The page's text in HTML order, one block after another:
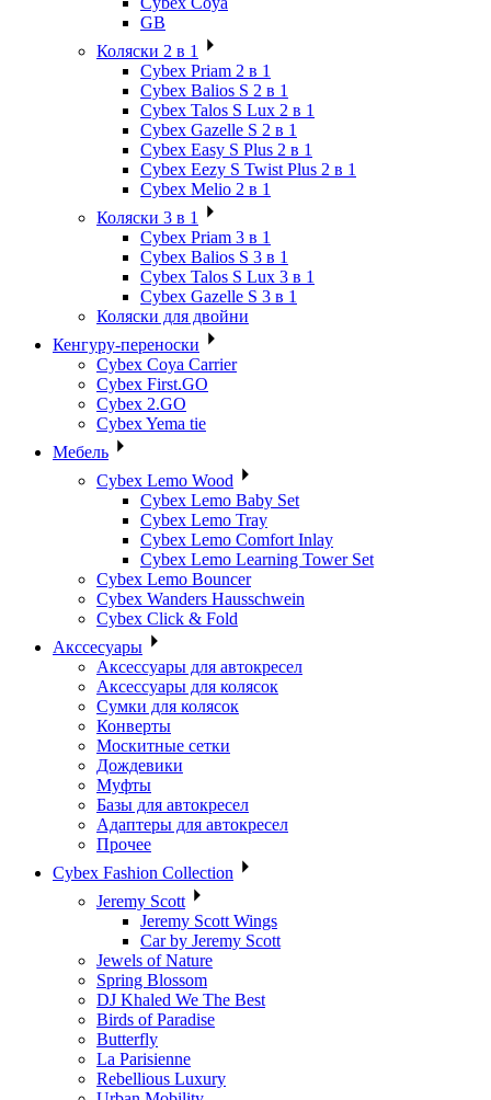
GB
Коляски 2 в 1
Cybex Priam 2 в 1
Cybex Balios S 2 в 1
Cybex Talos S Lux 2 в 1
Cybex Gazelle S 2 в 1
Cybex Easy S Plus 2 в 1
Cybex Eezy S Twist Plus 2 в 1
Cybex Melio 2 в 1
Коляски 3 в 1
Cybex Priam 3 в 1
Cybex Balios S 3 в 1
Cybex Talos S Lux 3 в 1
Cybex Gazelle S 3 в 1
Коляски для двойни
Кенгуру-переноски
Cybex Coya Carrier
Cybex First.GO
Cybex 2.GO
Cybex Yema tie
Мебель
Cybex Lemo Wood
Cybex Lemo Baby Set
Cybex Lemo Tray
Cybex Lemo Comfort Inlay
Cybex Lemo Learning Tower Set
Cybex Lemo Bouncer
Cybex Wanders Hausschwein
Cybex Click & Fold
Акссесуары
Аксессуары для автокресел
Аксессуары для колясок
Сумки для колясок
Конверты
Москитные сетки
Дождевики
Муфты
Базы для автокресел
Адаптеры для автокресел
Прочее
Cybex Fashion Collection
Jeremy Scott
Jeremy Scott Wings
Car by Jeremy Scott
Jewels of Nature
Spring Blossom
DJ Khaled We The Best
Birds of Paradise
Butterfly
La Parisienne
Rebellious Luxury